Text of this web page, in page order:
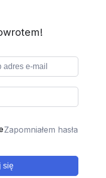
Zapomniałem hasła
się